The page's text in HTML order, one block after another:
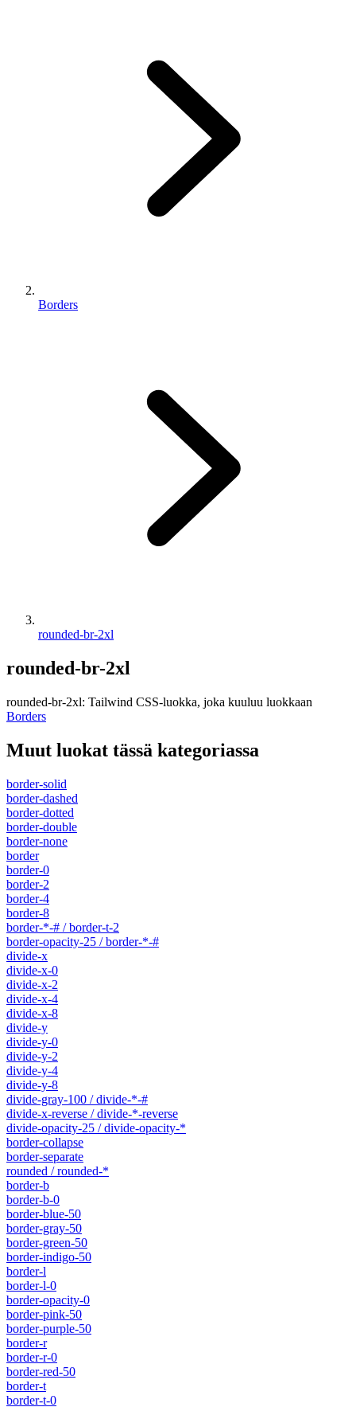
Borders
rounded-br-2xl
rounded-br-2xl
rounded-br-2xl: Tailwind CSS-luokka, joka kuuluu luokkaan
Borders
Muut luokat tässä kategoriassa
border-solid
border-dashed
border-dotted
border-double
border-none
border
border-0
border-2
border-4
border-8
border-*-# / border-t-2
border-opacity-25 / border-*-#
divide-x
divide-x-0
divide-x-2
divide-x-4
divide-x-8
divide-y
divide-y-0
divide-y-2
divide-y-4
divide-y-8
divide-gray-100 / divide-*-#
divide-x-reverse / divide-*-reverse
divide-opacity-25 / divide-opacity-*
border-collapse
border-separate
rounded / rounded-*
border-b
border-b-0
border-blue-50
border-gray-50
border-green-50
border-indigo-50
border-l
border-l-0
border-opacity-0
border-pink-50
border-purple-50
border-r
border-r-0
border-red-50
border-t
border-t-0